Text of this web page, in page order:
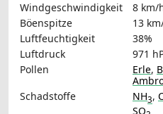
Windgeschwindigkeit
8 km/
Böenspitze
13
Luftfeuchtigkeit
38%
Luftdruck
971
Pollen
Erle,
Schadstoffe
NH3,
SO